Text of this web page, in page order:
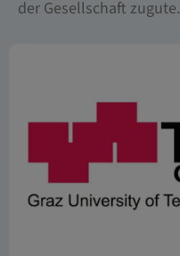
der Gesellschaft zugute.